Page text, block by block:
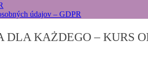
údajov – GDPR
DLA KAŻDEGO – KURS